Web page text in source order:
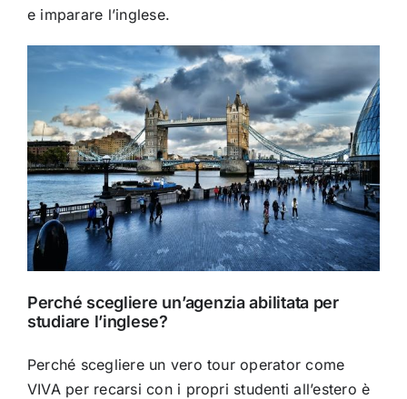
e imparare l’inglese.
Perché scegliere un’agenzia abilitata per
studiare l’inglese?
Perché scegliere un vero tour operator come
VIVA per recarsi con i propri studenti all’estero è